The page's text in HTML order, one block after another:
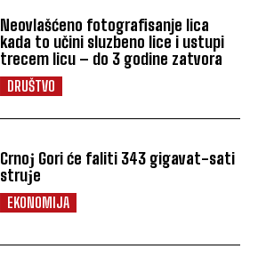
Neovlašćeno fotografisanje lica
kada to učini sluzbeno lice i ustupi
trecem licu – do 3 godine zatvora
DRUŠTVO
Crnoј Gori će faliti 343 gigavat-sati
struјe
EKONOMIJA